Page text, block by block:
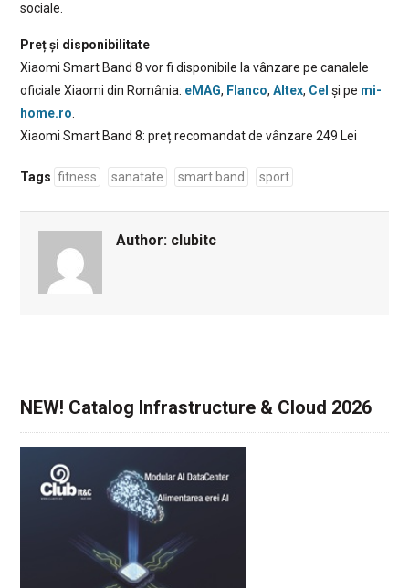
sociale.
Preț și disponibilitate
Xiaomi Smart Band 8 vor fi disponibile la vânzare pe canalele
oficiale Xiaomi din România: eMAG, Flanco, Altex, Cel și pe mi-
home.ro
Xiaomi Smart Band 8: preț recomandat de vânzare 249 Lei
Tags fitness sanatate smart band sport
Author: clubitc
NEW! Catalog Infrastructure & Cloud 2026